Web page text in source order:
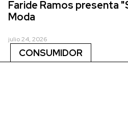
Faride Ramos presenta
Moda
julio 24, 2026
CONSUMIDOR